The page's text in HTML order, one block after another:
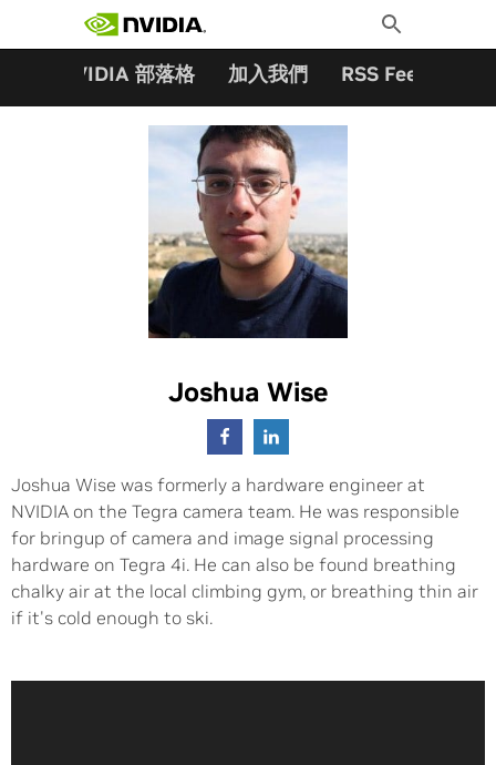
Toggle
Search
NVIDIA 部落格 加入我們 RSS Feeds
Joshua Wise
Joshua Wise was formerly a hardware engineer at
NVIDIA on the Tegra camera team. He was responsible
for bringup of camera and image signal processing
hardware on Tegra 4i. He can also be found breathing
chalky air at the local climbing gym, or breathing thin air
if it's cold enough to ski.